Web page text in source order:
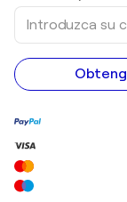
Introduzca
correo
electrónico